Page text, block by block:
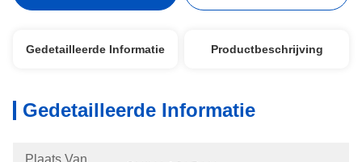
Gedetailleerde Informatie Productbeschrijving
Gedetailleerde Informatie
Plaats Van